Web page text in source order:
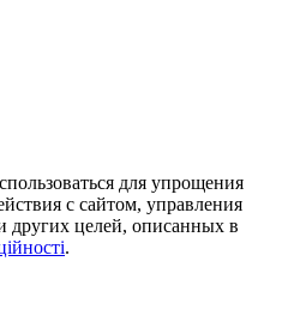
для упрощения
с сайтом, управления
других целей, описанных в
.